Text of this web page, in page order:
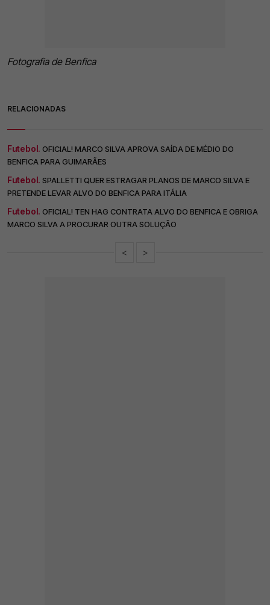
Fotografia de Benfica
RELACIONADAS
Futebol. OFICIAL! MARCO SILVA APROVA SAÍDA DE MÉDIO DO
BENFICA PARA GUIMARÃES
Futebol. SPALLETTI QUER ESTRAGAR PLANOS DE MARCO SILVA E
PRETENDE LEVAR ALVO DO BENFICA PARA ITÁLIA
Futebol. OFICIAL! TEN HAG CONTRATA ALVO DO BENFICA E OBRIGA
MARCO SILVA A PROCURAR OUTRA SOLUÇÃO
< >